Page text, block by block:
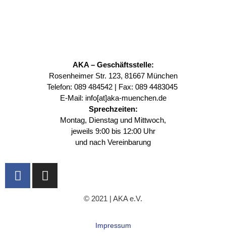
AKA – Geschäftsstelle:
Rosenheimer Str. 123, 81667 München
Telefon: 089 484542| Fax: 089 4483045
E-Mail: info[at]aka-muenchen.de
Sprechzeiten:
Montag, Dienstag und Mittwoch,
jeweils 9:00 bis 12:00 Uhr
und nach Vereinbarung
F
a
I
n
© 2021 | AKA e.V.
Impressum